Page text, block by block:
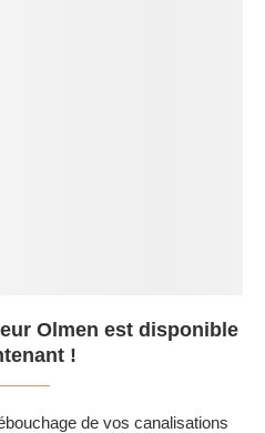
Olmen est disponible
!
de vos canalisations